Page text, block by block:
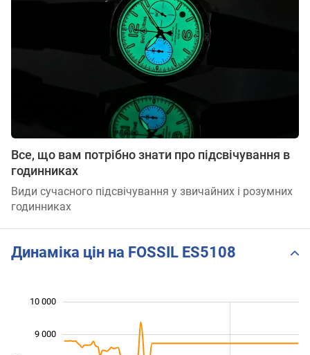
Все, що вам потрібно знати про підсвічування в
годинниках
Види сучасного підсвічування у звичайних і розумних
годинниках
Динаміка цін на FOSSIL ES5108
9 000
10 000